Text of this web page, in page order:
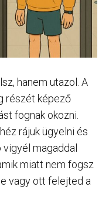
hanem utazol. A
részét képező
fognak okozni.
rájuk ügyelni és
vigyél magaddal
miatt nem fogsz
vagy ott felejted a